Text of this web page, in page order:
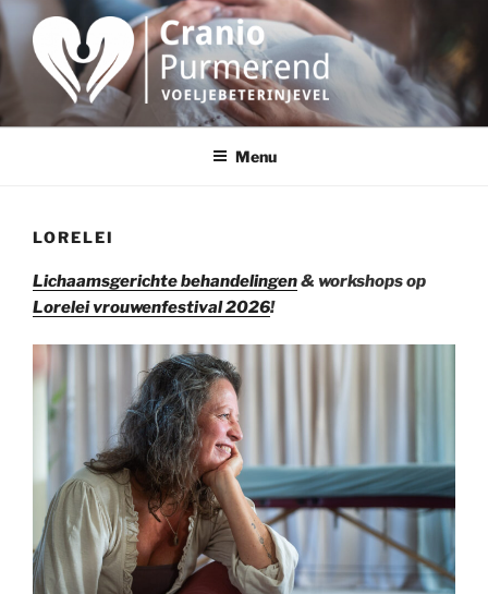
Ga
naar
de
CRANIO PURMEREND
Craniosacraaltherapie
Menu
LORELEI
Lichaamsgerichte behandelingen& workshops op
Lorelei vrouwenfestival 2026!